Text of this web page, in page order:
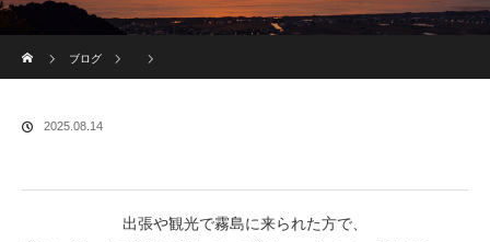
ブログ
2025.08.14
出張や観光で霧島に来られた方で、